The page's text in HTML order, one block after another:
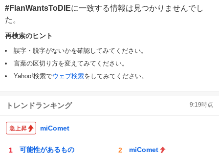
ー
#FlanWantsToDIEに一致する情報は見つかりませんでし
た。
再検索のヒント
誤字・脱字がないかを確認してみてください。
言葉の区切り方を変えてみてください。
Yahoo!検索でウェブ検索をしてみてください。
トレンドランキング 9:19時点
miComet
可能性があるもの miComet